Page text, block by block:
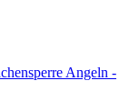
Angeln -